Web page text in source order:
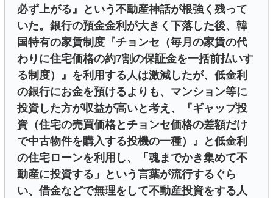
必ず上がる』という不動産神話が根強く残って
いた。銀行の預金金利が大きく下落した後、韓
国特有の家賃制度『チョンセ（毎月の家賃の代
わりに住宅価格の約7割の保証金を一括前払いす
る制度）』を利用する人は激減したが、低金利
の銀行にお金を預けるよりも、マンション等に
投資した方が収益が高いと考え、『ギャップ投
資（住宅の売買価格とチョンセ価格の差額だけ
で中古物件を購入する投機の一種）』と低金利
の住宅ローンを利用し、「魂までかき集めて不
動産に投資する」という言葉が流行するぐら
い、借金などで無理をして不動産投資をする人